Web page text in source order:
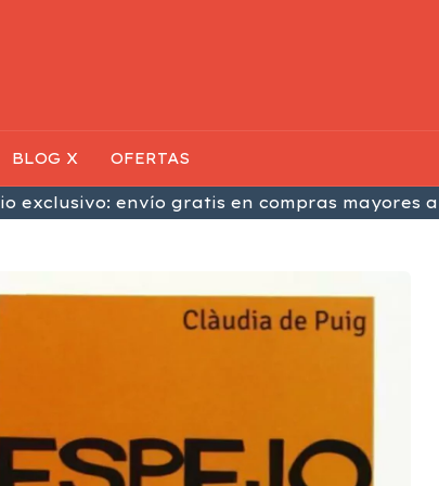
exclusivo: envío gratis en compras mayores a
BLOG X OFERTAS